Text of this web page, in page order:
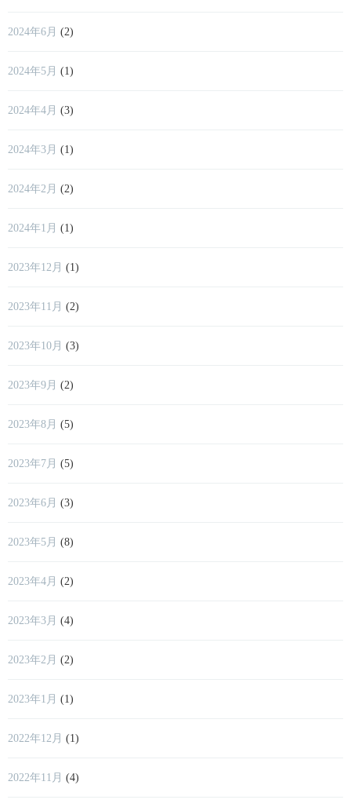
2024年6月 (2)
2024年5月 (1)
2024年4月 (3)
2024年3月 (1)
2024年2月 (2)
2024年1月 (1)
2023年12月 (1)
2023年11月 (2)
2023年10月 (3)
2023年9月 (2)
2023年8月 (5)
2023年7月 (5)
2023年6月 (3)
2023年5月 (8)
2023年4月 (2)
2023年3月 (4)
2023年2月 (2)
2023年1月 (1)
2022年12月 (1)
2022年11月 (4)